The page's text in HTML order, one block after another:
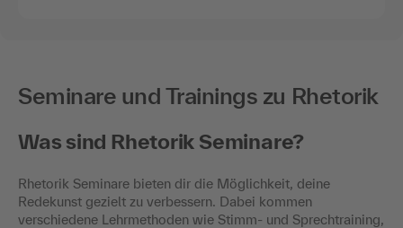
Seminare und Trainings zu Rhetorik
Was sind Rhetorik Seminare?
Rhetorik Seminare bieten dir die Möglichkeit, deine
Redekunst gezielt zu verbessern. Dabei kommen
verschiedene Lehrmethoden wie Stimm- und Sprechtraining,